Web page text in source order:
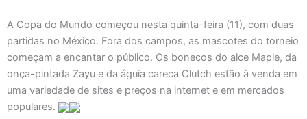
A Copa do Mundo começou nesta quinta-feira (11), com duas
partidas no México. Fora dos campos, as mascotes do torneio
começam a encantar o público. Os bonecos do alce Maple, da
onça-pintada Zayu e da águia careca Clutch estão à venda em
uma variedade de sites e preços na internet e em mercados
populares.